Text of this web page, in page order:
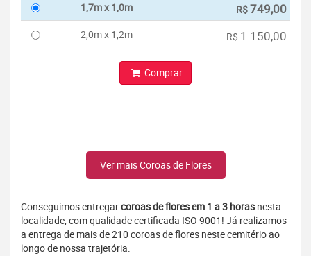
1,7m x 1,0m R$749,00
2,0m x 1,2m R$ 1.150,00
Comprar
Ver mais Coroas de Flores
Conseguimos entregarcoroas de flores em 1 a 3 horas nesta
localidade, com qualidade certificada ISO 9001! Já realizamos
a entrega de mais de 210 coroas de flores neste cemitério ao
longo de nossa trajetória.